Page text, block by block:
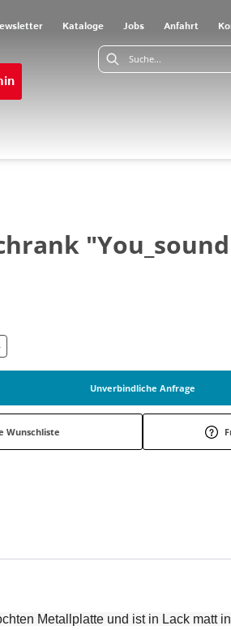
Kataloge Jobs Anfahrt
Unverbindliche Anfrage
Wunschliste
Metallplatte und ist in Lack matt